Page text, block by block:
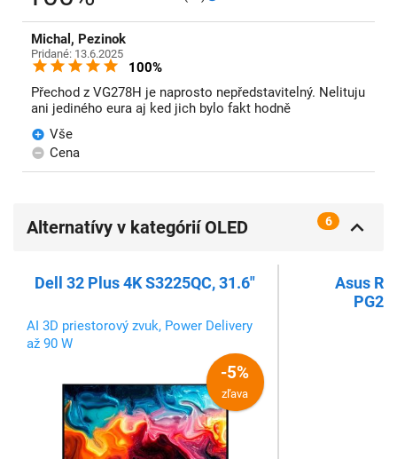
Michal, Pezinok
Pridané: 13.6.2025
100%
Přechod z VG278H je naprosto nepředstavitelný. Nelituju
ani jediného eura aj ked jich bylo fakt hodně
Vše
Cena
Alternatívy v kategórií OLED
6
Dell 32 Plus 4K S3225QC, 31.6"
AI 3D priestorový zvuk, Power Delivery
až 90 W
-5%
zľava
Asus